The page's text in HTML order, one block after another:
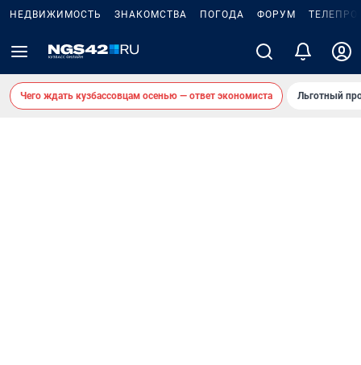
НЕДВИЖИМОСТЬ ЗНАКОМСТВА ПОГОДА ФОРУМ
Чего ждать кузбассовцам осенью — ответ экономиста Льготный